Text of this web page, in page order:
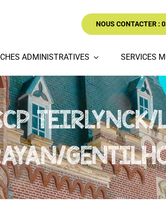
NOUS CONTACTER :
ADMINISTRATIVES SERVICES
TEIRLYNCK/